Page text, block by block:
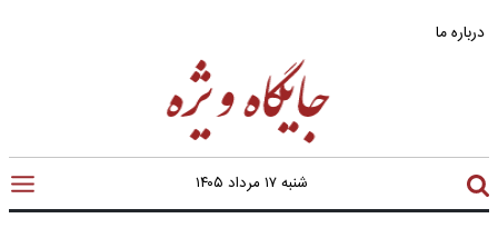
درباره ما
شنبه ۱۷ مرداد ۱۴۰۵